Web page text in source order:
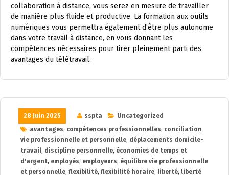
collaboration à distance, vous serez en mesure de travailler
de manière plus fluide et productive. La formation aux outils
numériques vous permettra également d’être plus autonome
dans votre travail à distance, en vous donnant les
compétences nécessaires pour tirer pleinement parti des
avantages du télétravail.
28 Juin 2025 sspta
Uncategorized
avantages, compétences professionnelles, conciliation
vie professionnelle et personnelle, déplacements domicile-
travail, discipline personnelle, économies de temps et
d'argent, employés, employeurs, équilibre vie professionnelle
et personnelle, flexibilité, flexibilité horaire, liberté, liberté